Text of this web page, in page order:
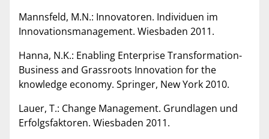
Mannsfeld, M.N.: Innovatoren. Individuen im
Innovationsmanagement. Wiesbaden 2011.
Hanna, N.K.: Enabling Enterprise Transformation-
Business and Grassroots Innovation for the
knowledge economy. Springer, New York 2010.
Lauer, T.: Change Management. Grundlagen und
Erfolgsfaktoren. Wiesbaden 2011.